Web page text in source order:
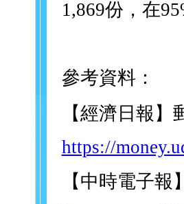
1,869份，在
參考資料：
【經濟日報
https://
【中時電子